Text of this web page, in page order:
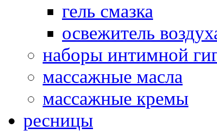
гель смазка
освежитель
наборы интимной
массажные масла
массажные кремы
ресницы